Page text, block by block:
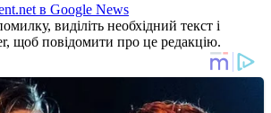
в Google News
виділіть необхідний текст і
щоб повідомити про це редакцію.